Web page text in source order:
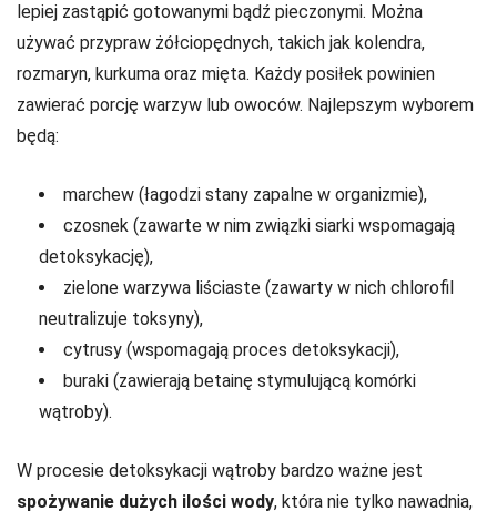
lepiej zastąpić gotowanymi bądź pieczonymi. Można
używać przypraw żółciopędnych, takich jak kolendra,
rozmaryn, kurkuma oraz mięta. Każdy posiłek powinien
zawierać porcję warzyw lub owoców. Najlepszym wyborem
będą:
marchew (łagodzi stany zapalne w organizmie),
czosnek (zawarte w nim związki siarki wspomagają
detoksykację),
zielone warzywa liściaste (zawarty w nich chlorofil
neutralizuje toksyny),
cytrusy (wspomagają proces detoksykacji),
buraki (zawierają betainę stymulującą komórki
wątroby).
W procesie detoksykacji wątroby bardzo ważne jest
spożywanie dużych ilości wody, która nie tylko nawadnia,